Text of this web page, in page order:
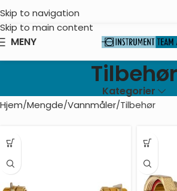
Skip to navigation
Skip to main content
MENY
Tilbehør
Kategorier
Hjem Mengde Vannmåler Tilbehør